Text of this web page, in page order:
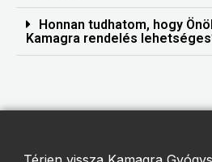
Honnan tudhatom, hogy
Kamagra rendelés